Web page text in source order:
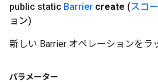
public static Barrier create (スコ
ョン)
新しい Barrier オペレーションを
パラメーター